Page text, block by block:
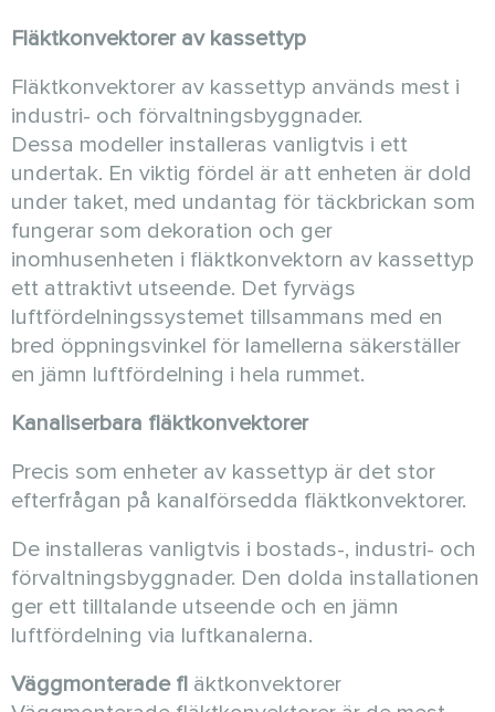
Fläktkonvektorer av kassettyp
Fläktkonvektorer av kassettyp används mest i
industri- och förvaltningsbyggnader.
Dessa modeller installeras vanligtvis i ett
undertak. En viktig fördel är att enheten är dold
under taket, med undantag för täckbrickan som
fungerar som dekoration och ger
inomhusenheten i fläktkonvektorn av kassettyp
ett attraktivt utseende. Det fyrvägs
luftfördelningssystemet tillsammans med en
bred öppningsvinkel för lamellerna säkerställer
en jämn luftfördelning i hela rummet.
Kanaliserbara fläktkonvektorer
Precis som enheter av kassettyp är det stor
efterfrågan på kanalförsedda fläktkonvektorer.
De installeras vanligtvis i bostads-, industri- och
förvaltningsbyggnader. Den dolda installationen
ger ett tilltalande utseende och en jämn
luftfördelning via luftkanalerna.
Väggmonterade fl äktkonvektorer